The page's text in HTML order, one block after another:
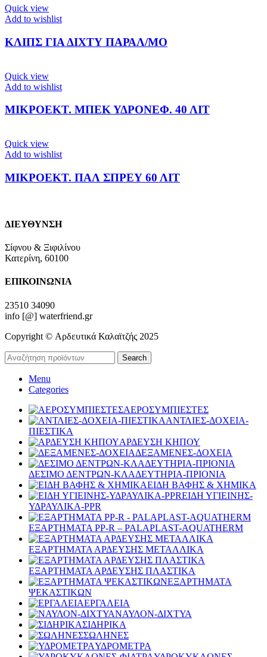
Quick view
Add to wishlist
ΚΛΙΠΣ ΓΙΑ ΔΙΧΤΥ ΠΑΡΑΛ/ΜΟ
Quick view
Add to wishlist
ΜΙΚΡΟΕΚΤ. ΜΠΕΚ ΥΔΡΟΝΕΦ. 40 ΛΙΤ
Quick view
Add to wishlist
ΜΙΚΡΟΕΚΤ. ΠΑΛ ΣΠΡΕΥ 60 ΛΙΤ
ΔΙΕΥΘΥΝΣΗ
Σίφνου & Ξιφιλίνου
Κατερίνη, 60100
ΕΠΙΚΟΙΝΩΝΙΑ
23510 34090
info [@] waterfriend.gr
Copyright © Αρδευτικά Καλαϊτζής 2025
Search
Menu
Categories
ΑΕΡΟΣΥΜΠΙΕΣΤΕΣ
ΑΝΤΛΙΕΣ-ΔΟΧΕΙΑ-
ΠΙΕΣΤΙΚΑ
ΑΡΔΕΥΣΗ ΚΗΠΟΥ
ΔΕΞΑΜΕΝΕΣ-ΔΟΧΕΙΑ
ΔΕΣΙΜΟ ΔΕΝΤΡΩΝ-ΚΛΑΔΕΥΤΗΡΙΑ-ΠΡΙΟΝΙΑ
ΕΙΔΗ ΒΑΦΗΣ & ΧΗΜΙΚΑ
ΕΙΔΗ ΥΓΙΕΙΝΗΣ-
ΥΔΡΑΥΛΙΚΑ-PPR
ΕΞΑΡΤΗΜΑΤΑ PP-R – PALAPLAST-AQUATHERM
ΕΞΑΡΤΗΜΑΤΑ ΑΡΔΕΥΣΗΣ ΜΕΤΑΛΛΙΚΑ
ΕΞΑΡΤΗΜΑΤΑ ΑΡΔΕΥΣΗΣ ΠΛΑΣΤΙΚΑ
ΕΞΑΡΤΗΜΑΤΑ
ΨΕΚΑΣΤΙΚΩΝ
ΕΡΓΑΛΕΙΑ
ΝΑΥΛΟΝ-ΔΙΧΤΥΑ
ΣΙΔΗΡΙΚΑ
ΣΩΛΗΝΕΣ
ΥΔΡΟΜΕΤΡΑ